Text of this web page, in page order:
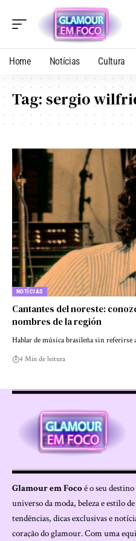
Home Notícias Cultura
Tag: sergio
NOTÍCIAS
Cantantes del noreste:
nombres de la región
Hablar de música brasileña sin referirse
4 Min de leitura
Glamour em Focoé o seu
universo da moda, beleza e estilo
tendências, dicas exclusivas e
coração do glamour. Com uma